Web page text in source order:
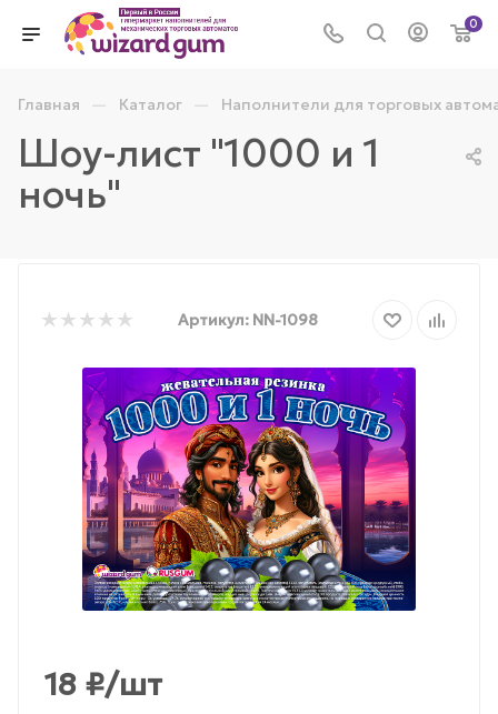
0
Главная — Каталог — Наполнители для торговых
Шоу-лист "1000 и 1
ночь"
Артикул: NN-1098
18 ₽/шт